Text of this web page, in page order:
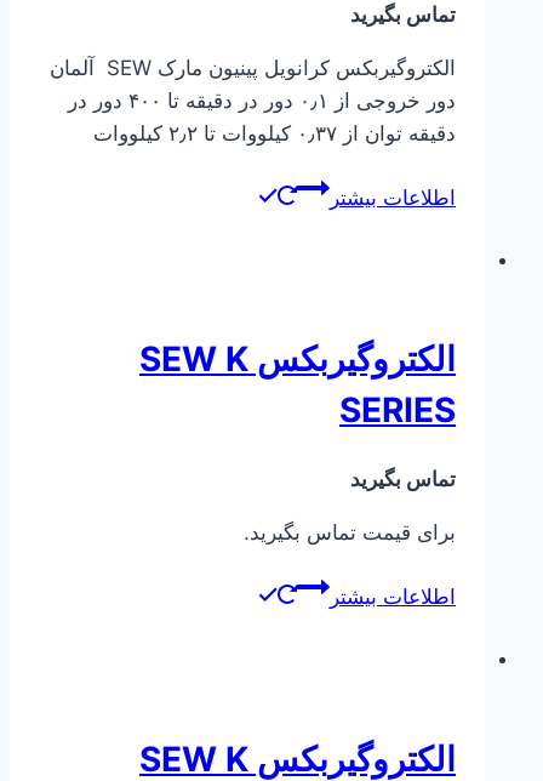
تماس بگیرید
الکتروگیربکس کرانویل پینیون مارک SEW آلمان
دور خروجی از ۰٫۱ دور در دقیقه تا ۴۰۰ دور در
دقیقه توان از ۰٫۳۷ کیلووات تا ۲٫۲ کیلووات
اطلاعات بیشتر
الکتروگیربکس SEW K
SERIES
تماس بگیرید
برای قیمت تماس بگیرید.
اطلاعات بیشتر
الکتروگیربکس SEW K